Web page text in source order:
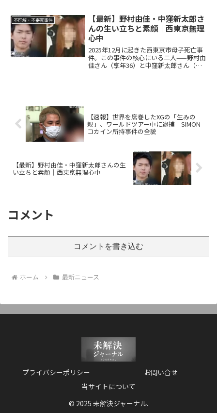
ら奥の空間に横たわっていました。遺体
は死後10日ほど...
不可解・不審死事件
【最新】野村由佳・中窪新太郎さ
んの生い立ちと素顔｜西東京無理
心中
2025年12月に起きた西東京市母子死亡事
件。この事件の核心にいる二人——野村由
佳さん（享年36）と中窪新太郎さん（享
【速報】世界を席巻したXGの「生みの
親」、ワールドツアー中に逮捕｜SIMON
コカイン所持事件の全貌
【最新】野村由佳・中窪新太郎さんの生
い立ちと素顔｜西東京無理心中
コメント
コメントを書き込む
ホーム 最新ニュース
プライバシーポリシー
お問い合せ
当サイトについて
© 2025 未解決ジャーナル.